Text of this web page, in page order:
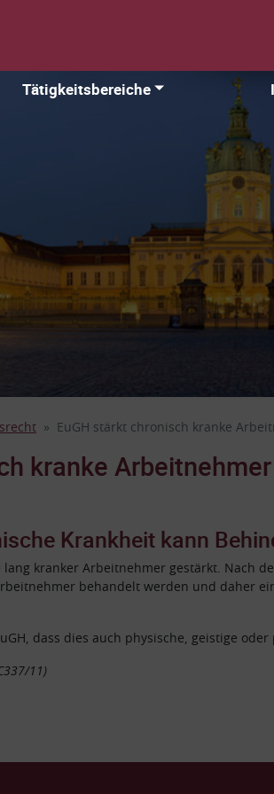
Tätigkeitsbereiche
EuGH stärkt chronisch kranke
kranke Arbeitnehmer
Krankheit kann
lang kranker Arbeitnehmer gestärkt. Nach
behandelt werden und daher
dass dies auch physische, geistige
11)